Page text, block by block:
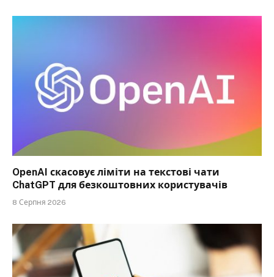
OpenAI скасовує ліміти на текстові чати
ChatGPT для безкоштовних користувачів
8 Серпня 2026